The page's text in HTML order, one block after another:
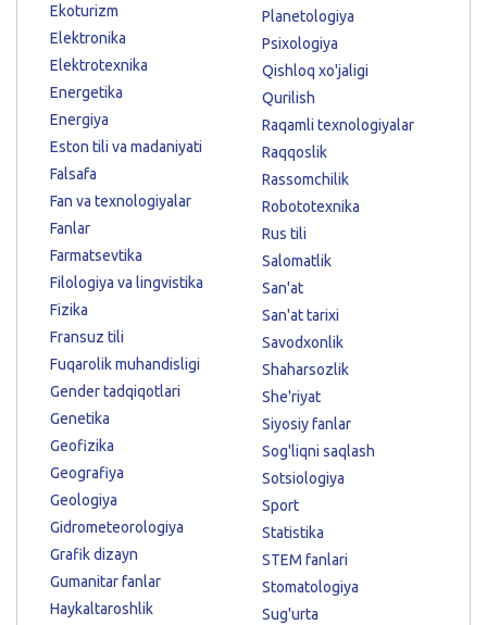
Ekoturizm
Elektronika
Elektrotexnika
Energetika
Energiya
Eston tili va madaniyati
Falsafa
Fan va texnologiyalar
Fanlar
Farmatsevtika
Filologiya va lingvistika
Fizika
Fransuz tili
Fuqarolik muhandisligi
Gender tadqiqotlari
Genetika
Geofizika
Geografiya
Geologiya
Gidrometeorologiya
Grafik dizayn
Gumanitar fanlar
Haykaltaroshlik
Planetologiya
Psixologiya
Qishloq xo'jaligi
Qurilish
Raqamli texnologiyalar
Raqqoslik
Rassomchilik
Robototexnika
Rus tili
Salomatlik
San'at
San'at tarixi
Savodxonlik
Shaharsozlik
She'riyat
Siyosiy fanlar
Sog'liqni saqlash
Sotsiologiya
Sport
Statistika
STEM fanlari
Stomatologiya
Sug'urta